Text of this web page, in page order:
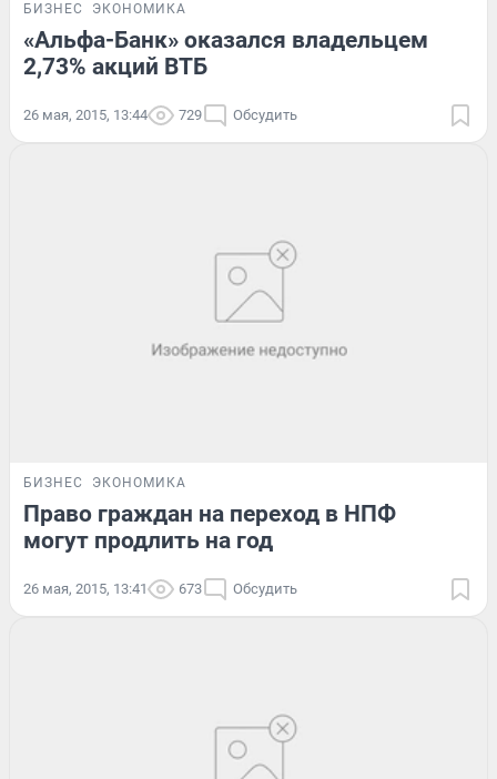
БИЗНЕС ЭКОНОМИКА
«Альфа-Банк» оказался владельцем
2,73% акций ВТБ
26 мая, 2015, 13:44 729 Обсудить
БИЗНЕС ЭКОНОМИКА
Право граждан на переход в НПФ
могут продлить на год
26 мая, 2015, 13:41 673 Обсудить